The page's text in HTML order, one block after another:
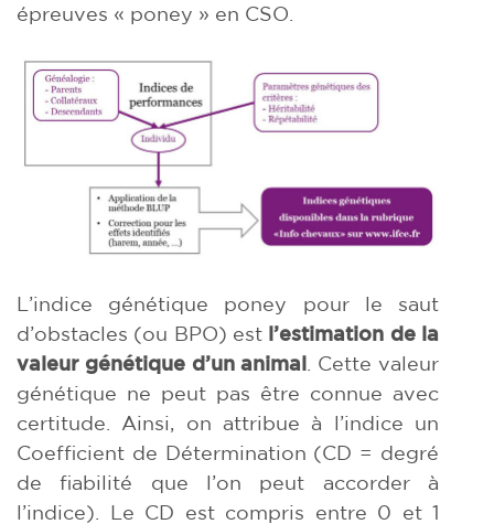
épreuves « poney » en CSO.
L’indice génétique poney pour le saut
d’obstacles (ou BPO) est l’estimation de la
valeur génétique d’un animal . Cette valeur
génétique ne peut pas être connue avec
certitude. Ainsi, on attribue à l’indice un
Coefficient de Détermination (CD = degré
de fiabilité que l’on peut accorder à
l’indice). Le CD est compris entre 0 et 1